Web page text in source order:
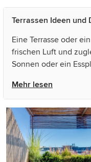
Terrassen Ideen und
Eine Terrasse oder ein Balkon ermöglichen es uns, an der
frischen Luft und
Sonnen oder ein
Möglichkeiten, sie zu
als Inspiration für Ihre Terrassengestaltung Ideen und
Bilder aus aller Welt.
Holzterrasse bis zum
finden Sie auf den
Sie eine Terrasse so anlegen und gestalten, dass sie nicht
Mehr lesen